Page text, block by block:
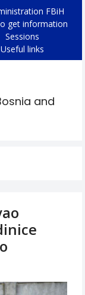
FBiH
get information
Sessions
Useful links
and